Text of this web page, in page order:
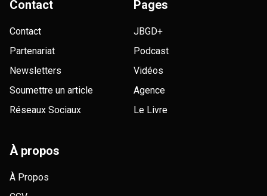
Contact
Contact
Partenariat
Newsletters
Soumettre un article
Réseaux Sociaux
Pages
JBGD+
Podcast
Vidéos
Agence
Le Livre
À propos
À Propos